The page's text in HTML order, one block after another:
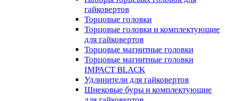
гайковертов
Торцовые головки
Торцовые головки и комплектующие
для гайковертов
Торцовые магнитные головки
Торцовые магнитные головки
IMPACT BLACK
Удлинители для гайковертов
Шнековые буры и комплектующие